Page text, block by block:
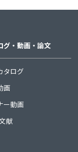
グ・動画・論文
タログ
画
ー動画
献